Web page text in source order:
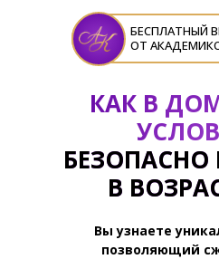
БЕСПЛАТНЫЙ
ОТ
КАК В
БЕЗОПАСНО
В
Вы узнаете
позволяющий